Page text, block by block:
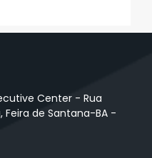
Center - Rua
Feira de Santana-BA -